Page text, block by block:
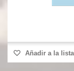
Añadir a la